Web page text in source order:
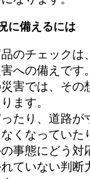
に備えるには
のチェックは
への備えです。
害では、その
ます。
たり、道路が
くなっていた
事態にどう対
ていない判断